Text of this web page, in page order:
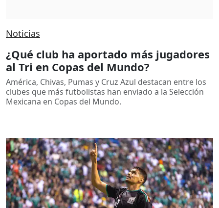
Noticias
¿Qué club ha aportado más jugadores
al Tri en Copas del Mundo?
América, Chivas, Pumas y Cruz Azul destacan entre los
clubes que más futbolistas han enviado a la Selección
Mexicana en Copas del Mundo.